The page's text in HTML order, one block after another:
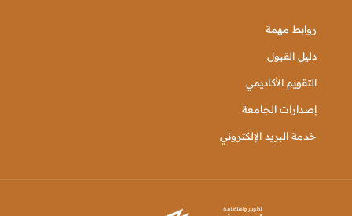
روابط مهمة
دليل القبول
التقويم الأكاديمي
إصدارات الجامعة
خدمة البريد الإلكتروني